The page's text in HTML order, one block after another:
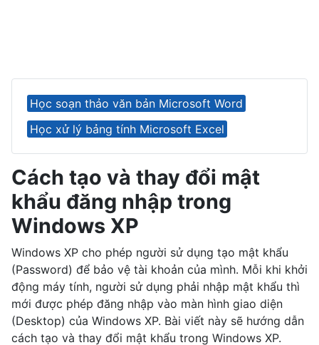
Học soạn thảo văn bản Microsoft Word
Học xử lý bảng tính Microsoft Excel
Cách tạo và thay đổi mật
khẩu đăng nhập trong
Windows XP
Windows XP cho phép người sử dụng tạo mật khẩu
(Password) để bảo vệ tài khoản của mình. Mỗi khi khởi
động máy tính, người sử dụng phải nhập mật khẩu thì
mới được phép đăng nhập vào màn hình giao diện
(Desktop) của Windows XP. Bài viết này sẽ hướng dẫn
cách tạo và thay đổi mật khẩu trong Windows XP.